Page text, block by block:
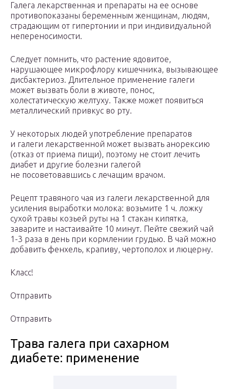
Галега лекарственная и препараты на ее основе
противопоказаны беременным женщинам, людям,
страдающим от гипертонии и при индивидуальной
непереносимости.
Следует помнить, что растение ядовитое,
нарушающее микрофлору кишечника, вызывающее
дисбактериоз. Длительное применение галеги
может вызвать боли в животе, понос,
холестатическую желтуху. Также может появиться
металлический привкус во рту.
У некоторых людей употребление препаратов
и галеги лекарственной может вызвать анорексию
(отказ от приема пищи), поэтому не стоит лечить
диабет и другие болезни галегой
не посоветовавшись с лечащим врачом.
Рецепт травяного чая из галеги лекарственной для
усиления выработки молока: возьмите 1 ч. ложку
сухой травы козьей руты на 1 стакан кипятка,
заварите и настаивайте 10 минут. Пейте свежий чай
1-3 раза в день при кормлении грудью. В чай можно
добавить фенхель, крапиву, чертополох и люцерну.
Класс!
Отправить
Отправить
Трава галега при сахарном
диабете: применение